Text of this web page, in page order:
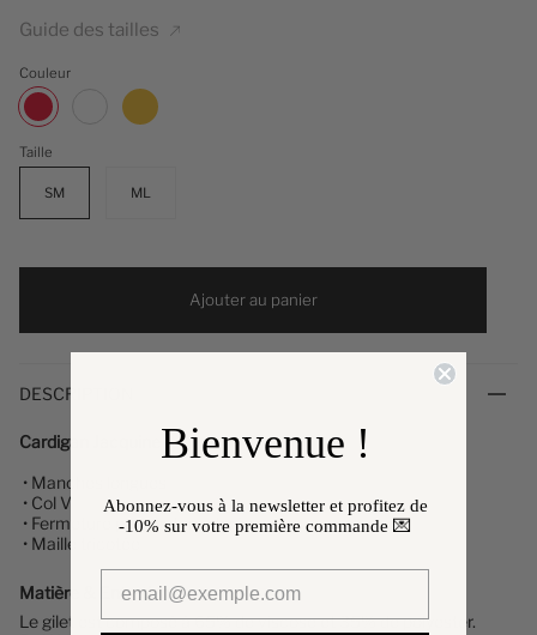
Guide des tailles
Couleur
Rouge
Taille
SM ML
Ajouter au panier
DESCRIPTION
Cardigan Jacquine
• Manches longues
• Col V
• Fermeture par boutons dorés
• Maille tricotée
Matière & Entretien
Le gilet
est composé à 65% de viscose et 35% de polyester.
Bienvenue !
Abonnez-vous à la newsletter et profitez de
-10% sur votre première commande 💌